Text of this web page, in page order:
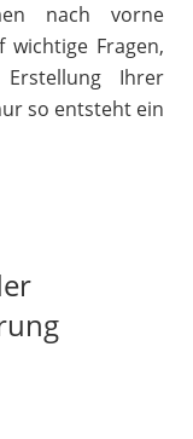
nach vorne
Fragen,
Ihrer
so entsteht ein